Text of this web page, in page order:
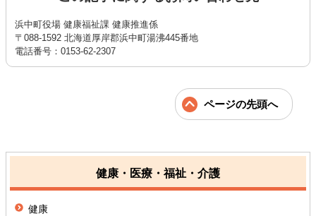
浜中町役場 健康福祉課 健康推進係
〒088-1592 北海道厚岸郡浜中町湯沸445番地
電話番号：0153-62-2307
ページの先頭へ
健康・医療・福祉・介護
健康